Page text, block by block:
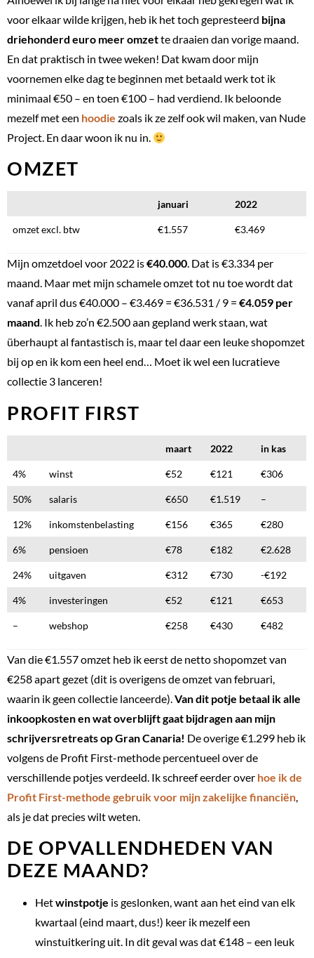
voor elkaar wilde krijgen, heb ik het toch gepresteerd bijna
driehonderd euro meer omzette draaien dan vorige maand.
En dat praktisch in twee weken! Dat kwam door mijn
voornemen elke dag te beginnen met betaald werk tot ik
minimaal €50 – en toen €100 – had verdiend. Ik beloonde
mezelf met een hoodie zoals ik ze zelf ook wil maken, van Nude
Project. En daar woon ik nu in.
OMZET
januari 2022
omzet excl. btw €1.557 €3.469
Mijn omzetdoel voor 2022 is€40.000. Dat is €3.334 per
maand. Maar met mijn schamele omzet tot nu toe wordt dat
vanaf april dus €40.000 – €3.469 = €36.531 / 9 = €4.059 per
maand. Ik heb zo’n €2.500 aan gepland werk staan, wat
überhaupt al fantastisch is, maar tel daar een leuke shopomzet
bij op en ik kom een heel end… Moet ik wel een lucratieve
collectie 3 lanceren!
PROFIT FIRST
maart 2022 in kas
4% winst €52 €121 €306
50% salaris €650 €1.519 –
12% inkomstenbelasting €156 €365 €280
6% pensioen €78 €182 €2.628
24% uitgaven €312 €730 -€192
4% investeringen €52 €121 €653
– webshop €258 €430 €482
Van die €1.557 omzet heb ik eerst de netto shopomzet van
€258 apart gezet (dit is overigens de omzet van februari,
waarin ik geen collectie lanceerde).Van dit potje betaal ik alle
inkoopkosten en wat overblijft gaat bijdragen aan mijn
schrijversretreats op Gran Canaria! De overige €1.299 heb ik
volgens de Profit First-methode percentueel over de
verschillende potjes verdeeld. Ik schreef eerder over hoe ik de
Profit First-methode gebruik voor mijn zakelijke financiën,
als je dat precies wilt weten.
DE OPVALLENDHEDEN VAN
DEZE MAAND?
Hetwinstpotje is geslonken, want aan het eind van elk
kwartaal (eind maart, dus!) keer ik mezelf een
winstuitkering uit. In dit geval was dat €148 – een leuk